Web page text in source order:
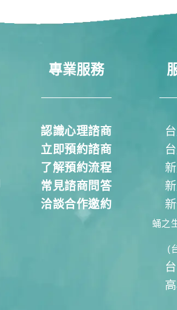
專業服務
認識心理諮商
立即預約諮商
了解預約流程
常見諮商問答
洽談合作邀約
蛹之
(